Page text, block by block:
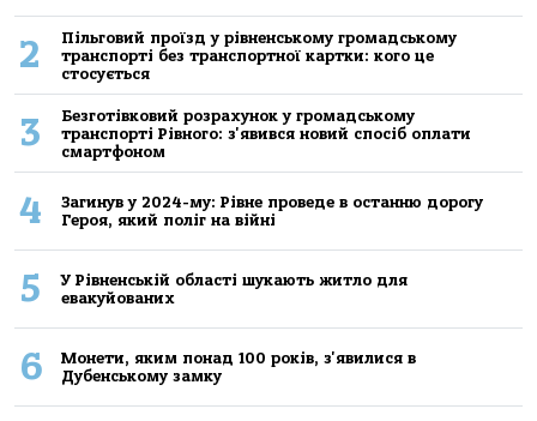
2
Пільговий проїзд у рівненському громадському
транспорті без транспортної картки: кого це
стосується
3
Безготівковий розрахунок у громадському
транспорті Рівного: з'явився новий спосіб оплати
смартфоном
4
Загинув у 2024-му: Рівне проведе в останню дорогу
Героя, який поліг на війні
5
У Рівненській області шукають житло для
евакуйованих
6
Монети, яким понад 100 років, з'явилися в
Дубенському замку